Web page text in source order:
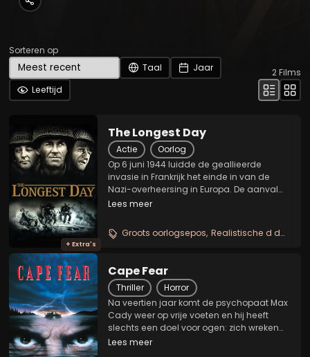
Sorteren op
Taal
Jaar
Leeftijd
2Films
+ Extra's
The Longest Day
Actie
Oorlog
Op 6 juni 1944 luidde de geallieerde
invasie in Frankrijk het einde in van de
Nazi-overheersing in Europa. De aanval
werd ingezet met 3 miljoen
4.000 schepen; de grootste armada die
de wereld ooit heeft gezien....
Lees meer
Groots oorlogsepos Realistische d day
Cape Fear
Thriller
Horror
Na veertien jaar komt de psychopaat Max
Cady weer op vrije voeten en hij heeft
slechts een doel voor ogen: zich wreken
op zijn advocaat Sam Bowden, die
Lees meer